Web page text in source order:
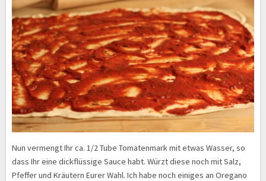
Nun vermengt Ihr ca. 1/2 Tube Tomatenmark mit etwas Wasser, so
dass Ihr eine dickflüssige Sauce habt. Würzt diese noch mit Salz,
Pfeffer und Kräutern Eurer Wahl. Ich habe noch einiges an Oregano